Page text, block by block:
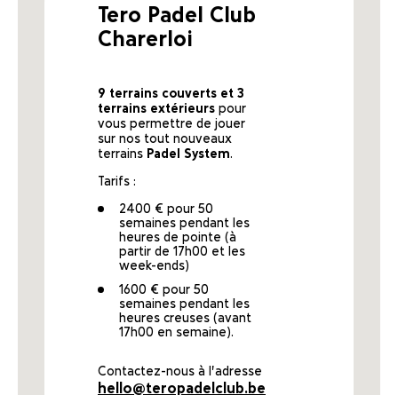
Tero Padel Club
Charerloi
9 terrains couverts et 3
terrains extérieurs pour
vous permettre de jouer
sur nos tout nouveaux
terrains Padel System.
Tarifs :
2400 € pour 50
semaines pendant les
heures de pointe (à
partir de 17h00 et les
week-ends)
1600 € pour 50
semaines pendant les
heures creuses (avant
17h00 en semaine).
Contactez-nous à l'adresse
hello@teropadelclub.be